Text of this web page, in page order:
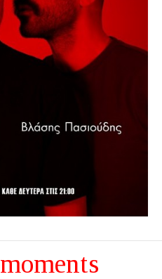
moments